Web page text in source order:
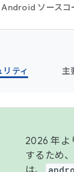
Android ソースコ
ティ 主
2026 年よ
するため